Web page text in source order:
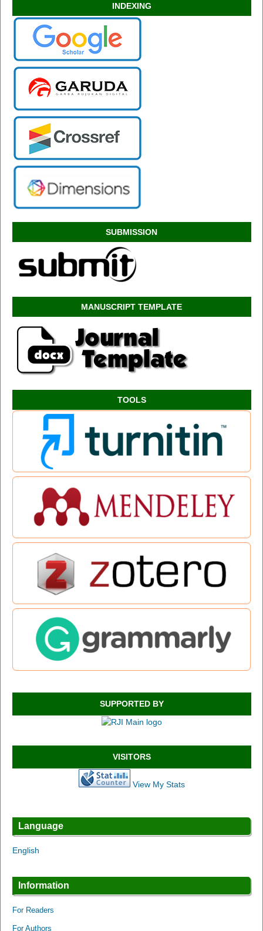
INDEXING
SUBMISSION
MANUSCRIPT TEMPLATE
TOOLS
SUPPORTED BY
VISITORS
View My Stats
Language
English
Information
For Readers
For Authors